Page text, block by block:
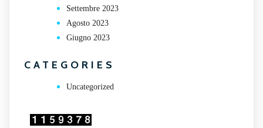
Settembre 2023
Agosto 2023
Giugno 2023
CATEGORIES
Uncategorized